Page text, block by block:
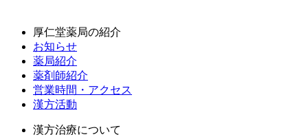
厚仁堂薬局の紹介
お知らせ
薬局紹介
薬剤師紹介
営業時間・アクセス
漢方活動
漢方治療について